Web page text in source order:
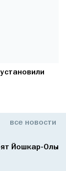
все новости
Йошкар-Олы